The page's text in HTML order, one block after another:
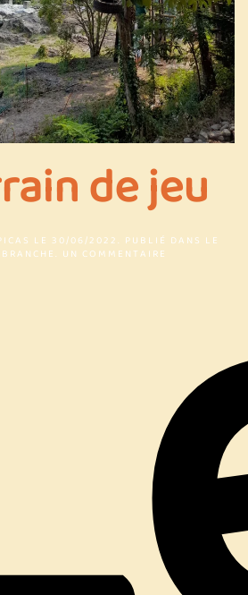
de jeu
LE 30/06/2022. PUBLIÉ DANS LE
. UN COMMENTAIRE